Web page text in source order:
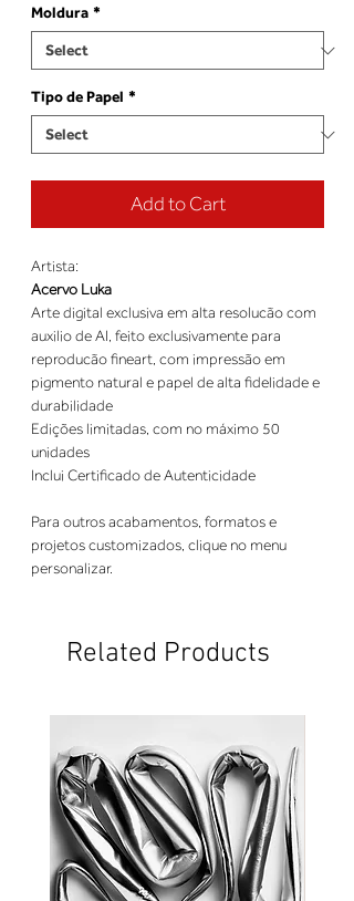
Moldura *
Tipo de Papel *
Add to Cart
Artista:
Acervo Luka
Arte digital exclusiva em alta resolucão com
auxilio de AI, feito exclusivamente para
reproducão fineart, com impressão em
pigmento natural e papel de alta fidelidade e
durabilidade
Edições limitadas, com no máximo 50
unidades
Inclui Certificado de Autenticidade
Para outros acabamentos, formatos e
projetos customizados, clique no menu
personalizar.
Related Products